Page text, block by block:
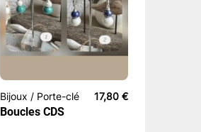
Bijoux / Porte-clé 17,80 €
Boucles CDS